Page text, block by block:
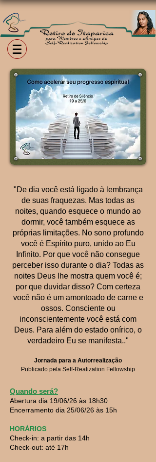
"De dia você está ligado à lembrança
de suas fraquezas. Mas todas as
noites, quando esquece o mundo ao
dormir, você também esquece as
próprias limitações. No sono profundo
você é Espírito puro, unido ao Eu
Infinito. Por que você não consegue
perceber isso durante o dia? Todas as
noites Deus lhe mostra quem você é;
por que duvidar disso? Com certeza
você não é um amontoado de carne e
ossos. Consciente ou
inconscientemente você está com
Deus. Para além do estado onírico, o
verdadeiro Eu se manifesta.."
Jornada para a Autorrealização
Publicado pela Self-Realization Fellowship
Quando será?
Abertura dia 19/06/26 às 18h30
Encerramento dia 25/06/26 às 15h
HORÁRIOS
Check-in: a partir das 14h
Check-out: até 17h